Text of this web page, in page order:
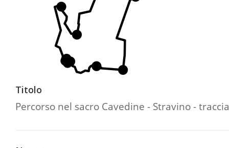
Titolo
Percorso nel sacro Cavedine - Stravino -